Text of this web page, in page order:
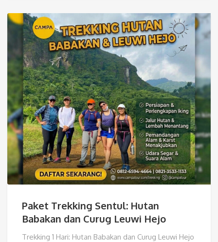
Paket Trekking Sentul: Hutan
Babakan dan Curug Leuwi Hejo
Trekking 1 Hari: Hutan Babakan dan Curug Leuwi Hejo